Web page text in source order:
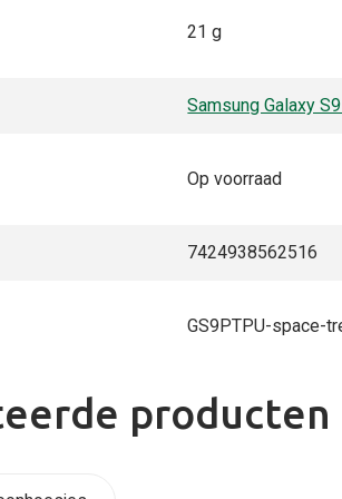
21 g
Samsung Galaxy
Op voorraad
7424938562516
GS9PTPU-space-
producten